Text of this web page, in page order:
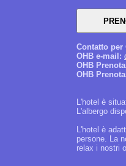
Contatto per
OHB e-mail:
OHB
OHB
L'hotel è
L'albergo
L'hotel è
persone. La
relax i nostri